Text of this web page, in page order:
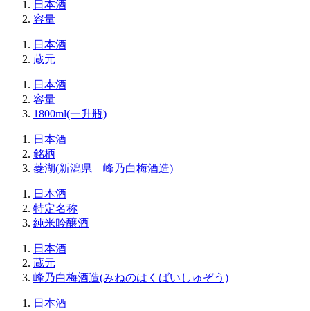
日本酒
容量
日本酒
蔵元
日本酒
容量
1800ml(一升瓶)
日本酒
銘柄
菱湖(新潟県 峰乃白梅酒造)
日本酒
特定名称
純米吟醸酒
日本酒
蔵元
峰乃白梅酒造(みねのはくばいしゅぞう)
日本酒